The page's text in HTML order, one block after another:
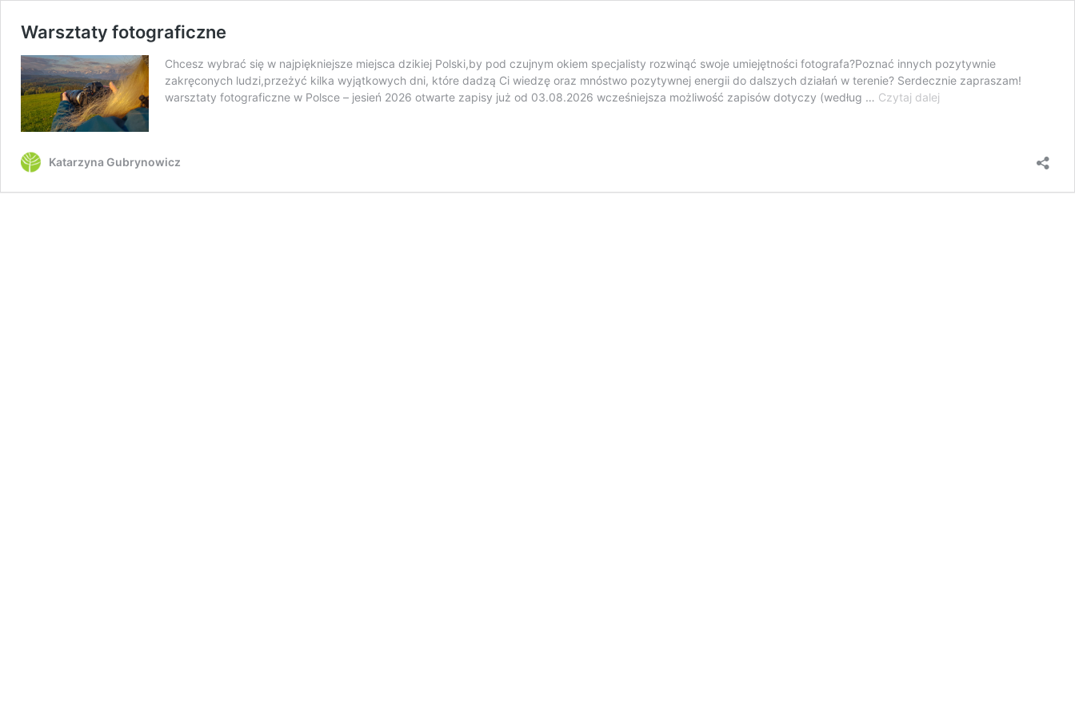
Warsztaty fotograficzne
Chcesz wybrać się w najpiękniejsze miejsca dzikiej Polski,by pod czujnym okiem specjalisty rozwinąć swoje umiejętności fotografa?Poznać innych pozytywnie
zakręconych ludzi,przeżyć kilka wyjątkowych dni, które dadzą Ci wiedzę oraz mnóstwo pozytywnej energii do dalszych działań w terenie? Serdecznie zapraszam!
warsztaty fotograficzne w Polsce – jesień 2026 otwarte zapisy już od 03.08.2026 wcześniejsza możliwość zapisów dotyczy (według … Czytaj dalej
Katarzyna Gubrynowicz